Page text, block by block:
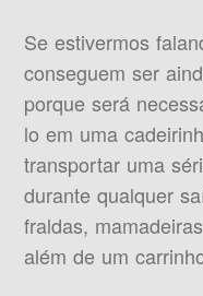
Se estivermos
conseguem ser
porque será
lo em uma
transportar uma
durante qualquer
fraldas,
além de um